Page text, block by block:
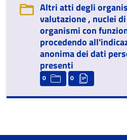
Altri atti degli
valutazione , nuclei
organismi con
procedendo
anonima dei dati
presenti
0 0